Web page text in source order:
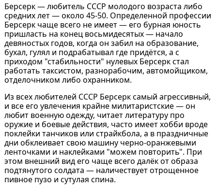
Берсерк — любитель СССР молодого возраста либо
средних лет — около 45-50. Определенной профессии
Берсерк чаще всего не имеет — его бурная юность
пришласть на конец восьмидесятых — начало
девяностых годов, когда он забил на образование,
бухал, гулял и подрабатывал где придётся, а с
приходом "стабильности" нулевых Берсерк стал
работать таксистом, разнорабочим, автомойщиком,
отделочником либо охранником.
Из всех любителей СССР Берсерк самый агрессивный,
и все его увлечения крайне милитаристские — он
любит военную одежду, читает литературу про
оружие и боевые действия, часто имеет хобби вроде
поклейки танчиков или страйкбола, а в праздничные
дни обклеивает свою машину черно-оранжевыми
ленточками и наклейками "можем повторить". При
этом внешний вид его чаще всего далёк от образа
подтянутого солдата — наличествует отрощенное
пивное пузо и сутулая спина.